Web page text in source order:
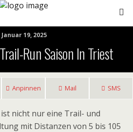
Januar 19, 2025
Run Saison In Triest
Anpinnen Mail SMS
nicht nur eine Trail- und
mit Distanzen von 5 bis 105